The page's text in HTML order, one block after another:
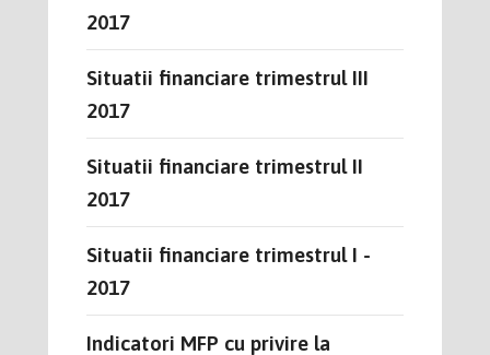
2017
Situatii financiare trimestrul III
2017
Situatii financiare trimestrul II
2017
Situatii financiare trimestrul I -
2017
Indicatori MFP cu privire la